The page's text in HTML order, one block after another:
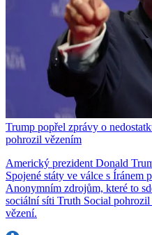
Trump popřel zprávy o
pohrozil vězením
Americký prezident Donald
Spojené státy ve válce s Íránem
Anonymním zdrojům, které to
sociální síti Truth Social
vězení.